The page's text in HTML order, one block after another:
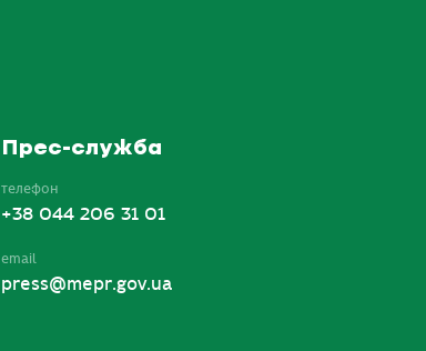
Прес-служба
телефон
+38 044 206 31 01
email
press@mepr.gov.ua